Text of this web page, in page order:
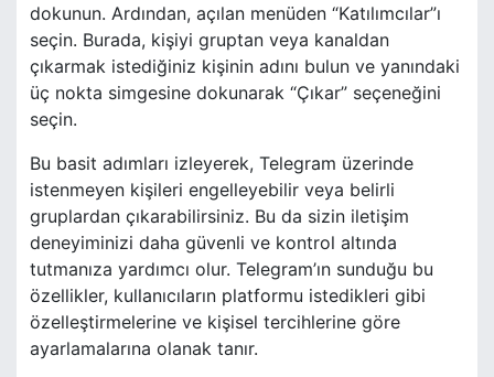
dokunun. Ardından, açılan menüden “Katılımcılar”ı
seçin. Burada, kişiyi gruptan veya kanaldan
çıkarmak istediğiniz kişinin adını bulun ve yanındaki
üç nokta simgesine dokunarak “Çıkar” seçeneğini
seçin.
Bu basit adımları izleyerek, Telegram üzerinde
istenmeyen kişileri engelleyebilir veya belirli
gruplardan çıkarabilirsiniz. Bu da sizin iletişim
deneyiminizi daha güvenli ve kontrol altında
tutmanıza yardımcı olur. Telegram’ın sunduğu bu
özellikler, kullanıcıların platformu istedikleri gibi
özelleştirmelerine ve kişisel tercihlerine göre
ayarlamalarına olanak tanır.